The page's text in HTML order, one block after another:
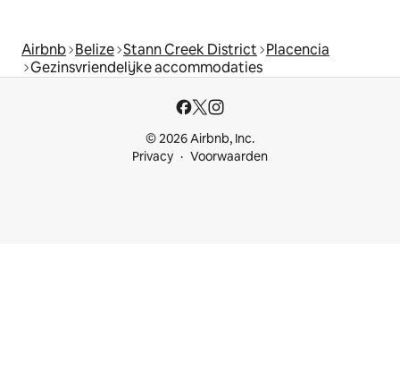
Airbnb Belize Stann Creek District Placencia
Gezinsvriendelijke accommodaties
© 2026 Airbnb, Inc.
Privacy
Voorwaarden